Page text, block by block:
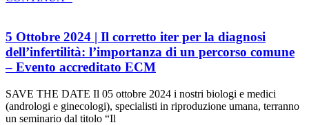
5 Ottobre 2024 | Il corretto iter per la diagnosi
dell’infertilità: l’importanza di un percorso comune
– Evento accreditato ECM
SAVE THE DATE Il 05 ottobre 2024 i nostri biologi e medici
(andrologi e ginecologi), specialisti in riproduzione umana, terranno
un seminario dal titolo “Il